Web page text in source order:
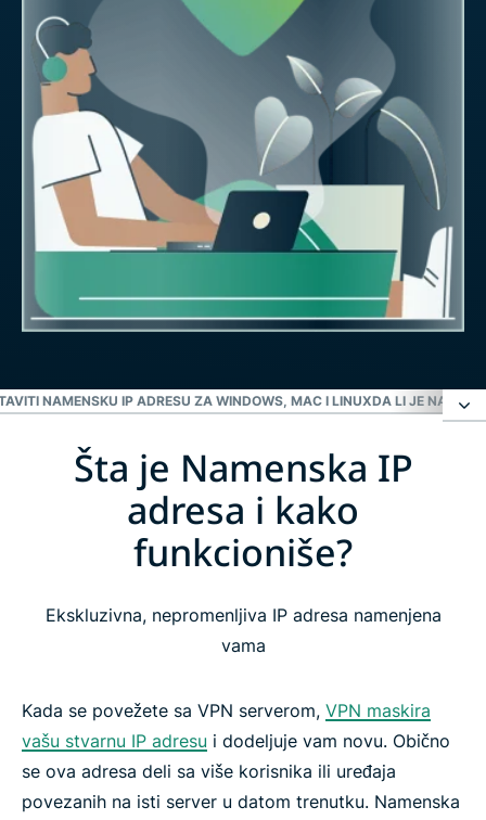
NAMENSKU IP ADRESU ZA WINDOWS, MAC I LINUXDA LI JE
Šta je Namenska IP adresa i kako funkcioniše?
Zašto koristiti namensku IP adresu uz VPN?
Kako ExpressVPN-ova namenska IP adresa štiti
Šta je Namenska IP
adresa i kako
funkcioniše?
Ekskluzivna, nepromenljiva IP adresa namenjena
vama
Kada se povežete sa VPN serverom, VPN maskira
vašu stvarnu IP adresu i dodeljuje vam novu. Obično
se ova adresa deli sa više korisnika ili uređaja
povezanih na isti server u datom trenutku. Namenska